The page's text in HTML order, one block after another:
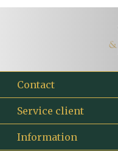
Contact
Service client
Information